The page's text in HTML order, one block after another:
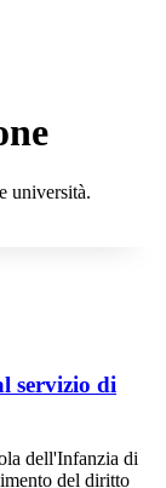
università.
servizio di
dell'Infanzia di
del diritto